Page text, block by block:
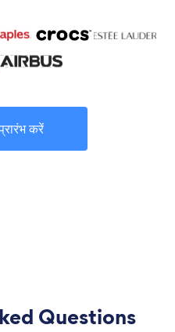
करें
Questions